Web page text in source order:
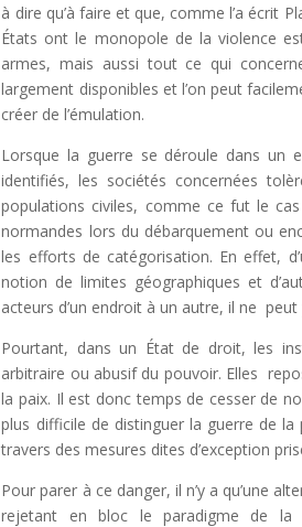
à dire qu’à faire et que, comme l’a écrit
États ont le monopole de la violence
armes, mais aussi tout ce qui
largement disponibles et l’on peut
créer de l’émulation.
Lorsque la guerre se déroule dans un
identifiés, les sociétés concernées
populations civiles, comme ce fut le
normandes lors du débarquement ou
les efforts de catégorisation. En effet,
notion de limites géographiques et
acteurs d’un endroit à un autre, il ne
Pourtant, dans un État de droit, les
arbitraire ou abusif du pouvoir. Elles
la paix. Il est donc temps de cesser de
plus difficile de distinguer la guerre de
travers des mesures dites d’exception
Pour parer à ce danger, il n’y a qu’une
rejetant en bloc le paradigme de